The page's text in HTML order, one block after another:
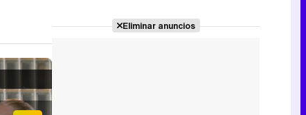
Eliminar anuncios